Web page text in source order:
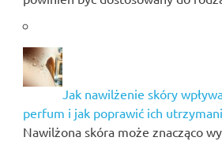
Jak nawilżenie skóry
perfum i jak poprawić ich
Nawilżona skóra może znacząco